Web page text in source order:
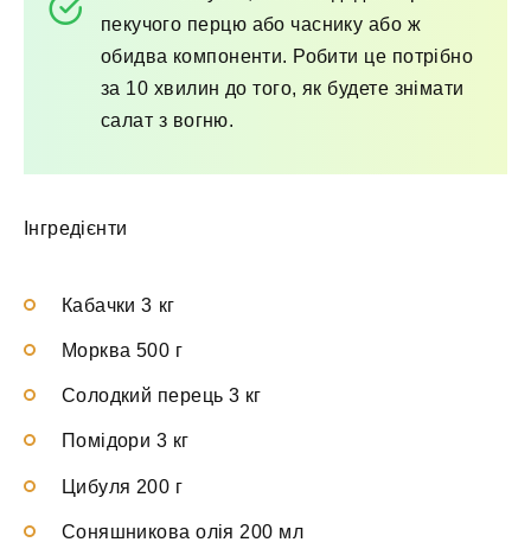
пекучого перцю або часнику або ж
обидва компоненти. Робити це потрібно
за 10 хвилин до того, як будете знімати
салат з вогню.
Інгредієнти
Кабачки 3 кг
Морква 500 г
Солодкий перець 3 кг
Помідори 3 кг
Цибуля 200 г
Соняшникова олія 200 мл